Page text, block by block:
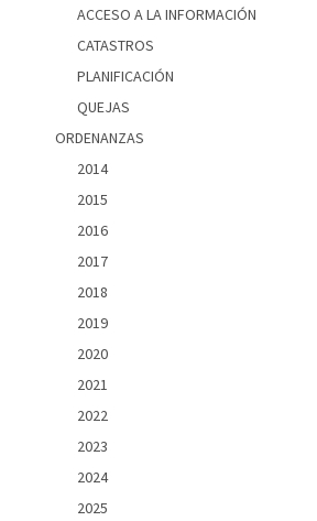
ACCESO A LA INFORMACIÓN
CATASTROS
PLANIFICACIÓN
QUEJAS
ORDENANZAS
2014
2015
2016
2017
2018
2019
2020
2021
2022
2023
2024
2025